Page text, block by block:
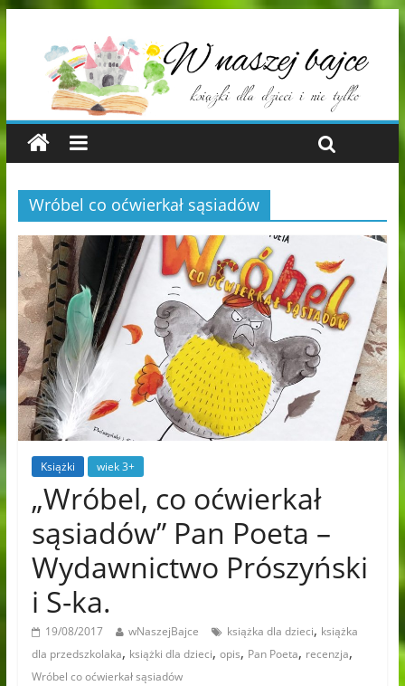
Wróbel co oćwierkał sąsiadów
Książki wiek 3+
„Wróbel, co oćwierkał
sąsiadów” Pan Poeta –
Wydawnictwo Prószyński
i S-ka.
19/08/2017 wNaszejBajce książka dla dzieci, książka
dla przedszkolaka, książki dla dzieci, opis, Pan Poeta, recenzja,
Wróbel co oćwierkał sąsiadów